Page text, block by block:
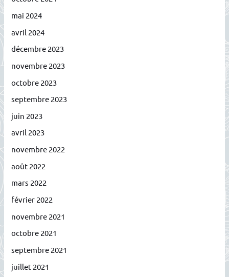
mai 2024
avril 2024
décembre 2023
novembre 2023
octobre 2023
septembre 2023
juin 2023
avril 2023
novembre 2022
août 2022
mars 2022
février 2022
novembre 2021
octobre 2021
septembre 2021
juillet 2021